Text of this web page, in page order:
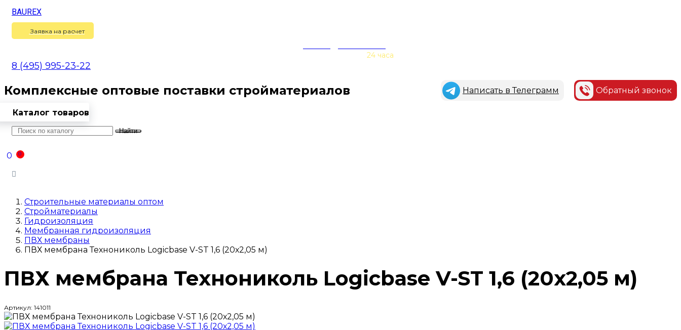
BAUREX
Заявка на расчет
24 часа
8 (495) 995-23-22
Комплексные оптовые поставки стройматериалов Написать в Телеграмм Обратный звонок
Каталог товаров
Найти
0
0
Строительные материалы оптом
Стройматериалы
Гидроизоляция
Мембранная гидроизоляция
ПВХ мембраны
ПВХ мембрана Технониколь Logicbase V-ST 1,6 (20х2,05 м)
ПВХ мембрана Технониколь Logicbase V-ST 1,6 (20х2,05 м)
Артикул: 141011